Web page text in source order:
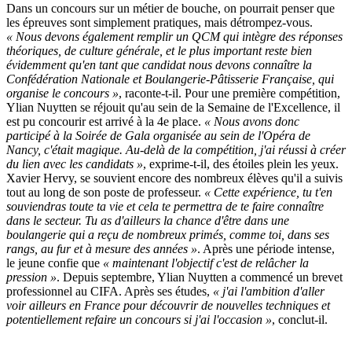
Dans un concours sur un métier de bouche, on pourrait penser que
les épreuves sont simplement pratiques, mais détrompez-vous.
« Nous devons également remplir un QCM qui intègre des réponses
théoriques, de culture générale, et le plus important reste bien
évidemment qu'en tant que candidat nous devons connaître la
Confédération Nationale et Boulangerie-Pâtisserie Française, qui
organise le concours », raconte-t-il. Pour une première compétition,
Ylian Nuytten se réjouit qu'au sein de la Semaine de l'Excellence, il
est pu concourir est arrivé à la 4e place. « Nous avons donc
participé à la Soirée de Gala organisée au sein de l'Opéra de
Nancy, c'était magique. Au-delà de la compétition, j'ai réussi à créer
du lien avec les candidats », exprime-t-il, des étoiles plein les yeux.
Xavier Hervy, se souvient encore des nombreux élèves qu'il a suivis
tout au long de son poste de professeur. « Cette expérience, tu t'en
souviendras toute ta vie et cela te permettra de te faire connaître
dans le secteur. Tu as d'ailleurs la chance d'être dans une
boulangerie qui a reçu de nombreux primés, comme toi, dans ses
rangs, au fur et à mesure des années ». Après une période intense,
le jeune confie que « maintenant l'objectif c'est de relâcher la
pression ». Depuis septembre, Ylian Nuytten a commencé un brevet
professionnel au CIFA. Après ses études, « j'ai l'ambition d'aller
voir ailleurs en France pour découvrir de nouvelles techniques et
potentiellement refaire un concours si j'ai l'occasion », conclut-il.